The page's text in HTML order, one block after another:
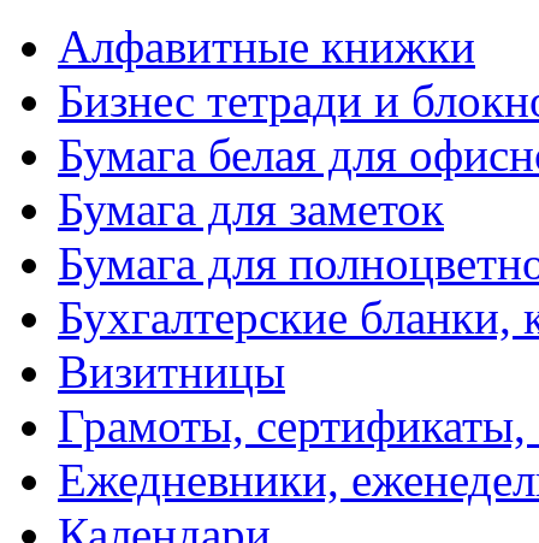
Алфавитные книжки
Бизнес тетради и
Бумага белая для
Бумага для заметок
Бумага для
Бухгалтерские бланки,
Визитницы
Грамоты,
Ежедневники,